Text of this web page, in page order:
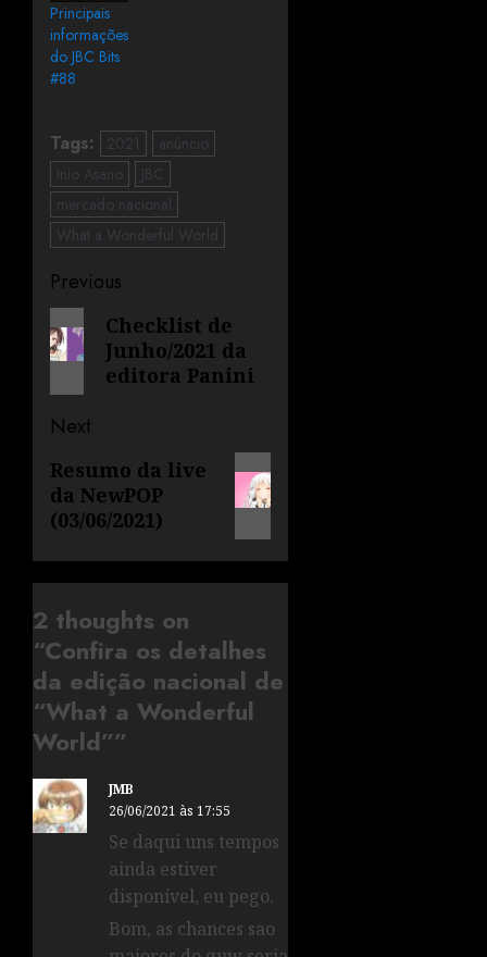
Principais
informações
do JBC Bits
#88
Tags: 2021
anúncio
Inio Asano
JBC
mercado nacional
What a Wonderful World
Previous
Checklist de
Junho/2021 da
editora Panini
Next
Resumo da live
da NewPOP
(03/06/2021)
2 thoughts on
“Confira os detalhes
da edição nacional de
“What a Wonderful
World””
JMB
26/06/2021 às 17:55
Se daqui uns tempos
ainda estiver
disponível, eu pego.
Bom, as chances sao